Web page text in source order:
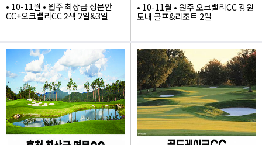
• 10-11월 • 원주 최상급 성문안
CC+오크밸리CC 2색 2일&3일
600,000
• 10-11월 • 원주 오크밸리CC 강원
도내 골프&리조트 2일
515,000